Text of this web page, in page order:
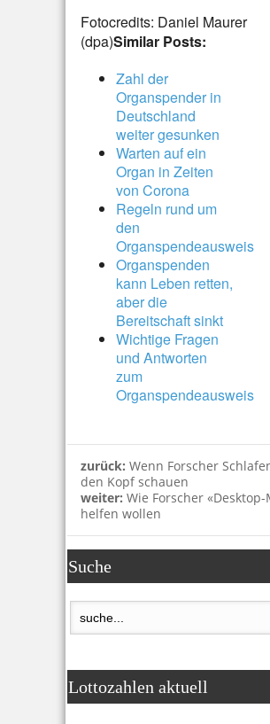
Fotocredits: Daniel Maurer
(dpa)Similar Posts:
Zahl der
Organspender in
Deutschland
weiter gesunken
Warten auf ein
Organ in Zeiten
von Corona
Regeln rund um
den
Organspendeausweis
Organspenden
kann Leben retten,
aber die
Bereitschaft sinkt
Wichtige Fragen
und Antworten
zum
Organspendeausweis
zurück: Wenn Forscher
den Kopf schauen
weiter: Wie Forscher «Desktop-
helfen wollen
Suche
Lottozahlen aktuell